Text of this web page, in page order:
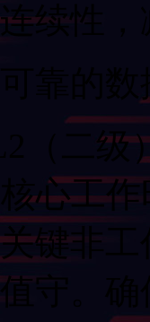
续性
可靠的
二级
心工
键非工
值守。